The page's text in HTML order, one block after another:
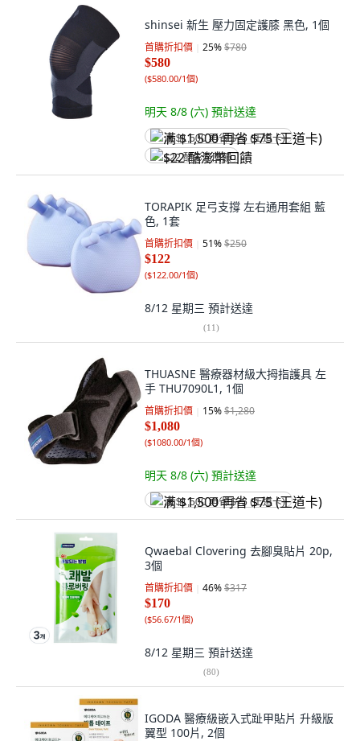
shinsei 新生 壓力固定護膝 黑色, 1個
首購折扣價 25%$780
$580
($580.00/1個)
明天 8/8 (六) 預計送達
满 $1,500 再省 $75 (王道卡)
$22 酷澎幣回饋
TORAPIK 足弓支撐 左右通用套組 藍
色, 1套
首購折扣價 51%$250
$122
($122.00/1個)
8/12 星期三 預計送達
(11)
THUASNE 醫療器材級大拇指護具 左
手 THU7090L1, 1個
首購折扣價 15%$1,280
$1,080
($1080.00/1個)
明天 8/8 (六) 預計送達
满 $1,500 再省 $75 (王道卡)
Qwaebal Clovering 去腳臭貼片 20p,
3個
首購折扣價 46%$317
$170
($56.67/1個)
8/12 星期三 預計送達
(80)
IGODA 醫療級嵌入式趾甲貼片 升級版
翼型 100片, 2個